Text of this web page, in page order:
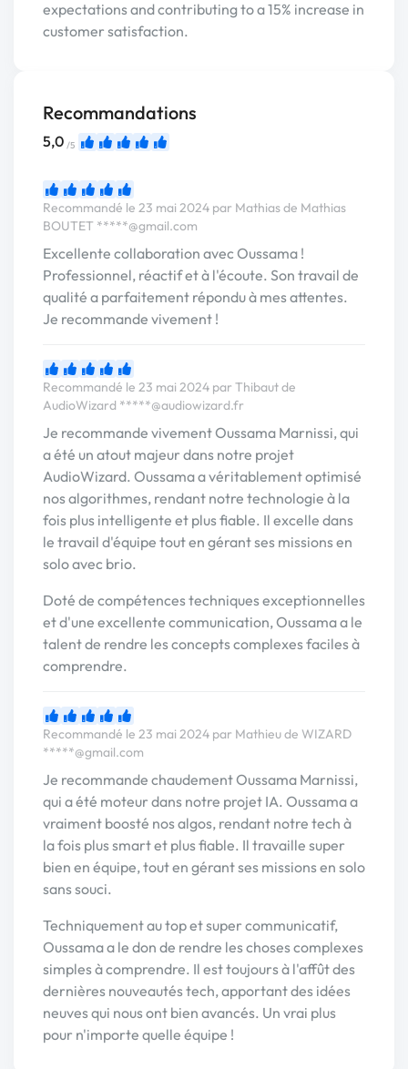
expectations and contributing to a 15% increase in
customer satisfaction.
Recommandations
5,0 /5
Recommandé le 23 mai 2024 par Mathias de Mathias
BOUTET *****@gmail.com
Excellente collaboration avec Oussama !
Professionnel, réactif et à l'écoute. Son travail de
qualité a parfaitement répondu à mes attentes.
Je recommande vivement !
Recommandé le 23 mai 2024 par Thibaut de
AudioWizard *****@audiowizard.fr
Je recommande vivement Oussama Marnissi, qui
a été un atout majeur dans notre projet
AudioWizard. Oussama a véritablement optimisé
nos algorithmes, rendant notre technologie à la
fois plus intelligente et plus fiable. Il excelle dans
le travail d'équipe tout en gérant ses missions en
solo avec brio.
Doté de compétences techniques exceptionnelles
et d'une excellente communication, Oussama a le
talent de rendre les concepts complexes faciles à
comprendre.
Recommandé le 23 mai 2024 par Mathieu de WIZARD
*****@gmail.com
Je recommande chaudement Oussama Marnissi,
qui a été moteur dans notre projet IA. Oussama a
vraiment boosté nos algos, rendant notre tech à
la fois plus smart et plus fiable. Il travaille super
bien en équipe, tout en gérant ses missions en solo
sans souci.
Techniquement au top et super communicatif,
Oussama a le don de rendre les choses complexes
simples à comprendre. Il est toujours à l'affût des
dernières nouveautés tech, apportant des idées
neuves qui nous ont bien avancés. Un vrai plus
pour n'importe quelle équipe !